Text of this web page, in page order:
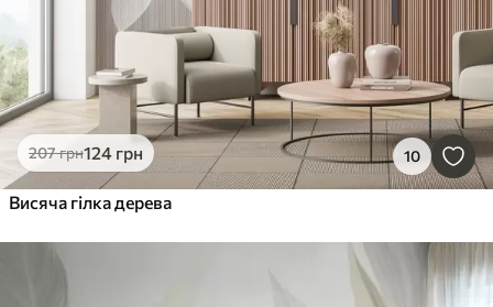
207грн124 грн 10
Висяча гілка дерева